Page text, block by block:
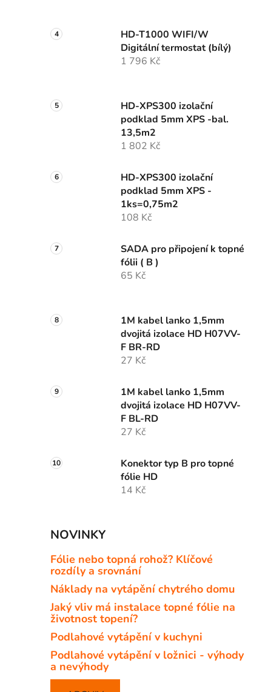
HD-T1000 WIFI/W
Digitální termostat (bílý)
1 796 Kč
HD-XPS300 izolační
podklad 5mm XPS -bal.
13,5m2
1 802 Kč
HD-XPS300 izolační
podklad 5mm XPS -
1ks=0,75m2
108 Kč
SADA pro připojení k topné
fólii ( B )
65 Kč
1M kabel lanko 1,5mm
dvojitá izolace HD H07VV-
F BR-RD
27 Kč
1M kabel lanko 1,5mm
dvojitá izolace HD H07VV-
F BL-RD
27 Kč
Konektor typ B pro topné
fólie HD
14 Kč
NOVINKY
Fólie nebo topná rohož? Klíčové
rozdíly a srovnání
Náklady na vytápění chytrého domu
Jaký vliv má instalace topné fólie na
životnost topení?
Podlahové vytápění v kuchyni
Podlahové vytápění v ložnici - výhody
a nevýhody